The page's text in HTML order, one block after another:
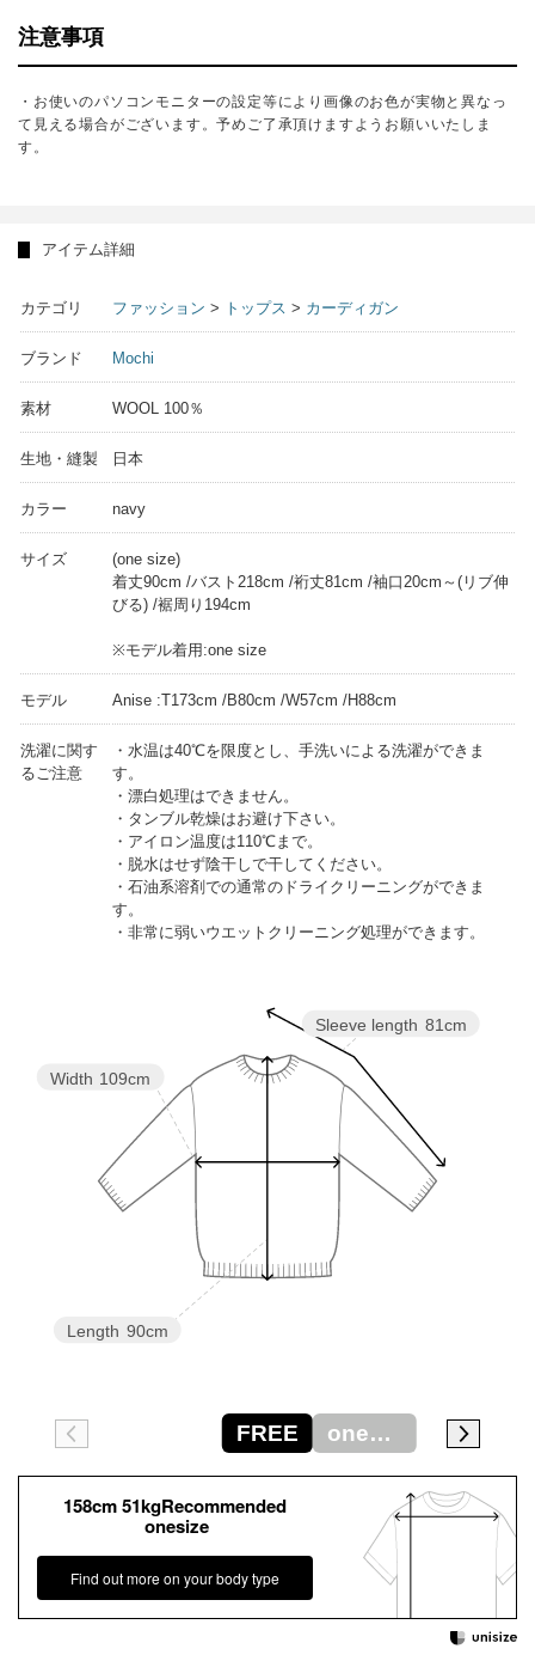
注意事項
・お使いのパソコンモニターの設定等により画像のお色が実物と異なっ
て見える場合がございます。予めご了承頂けますようお願いいたしま
す。
アイテム詳細
カテゴリ ファッション > トップス > カーディガン
ブランド Mochi
素材 WOOL 100％
生地・縫製 日本
カラー navy
サイズ
(one size)
着丈90cm /バスト218cm /裄丈81cm /袖口20cm～(リブ伸
びる) /裾周り194cm
※モデル着用:one size
モデル Anise :T173cm /B80cm /W57cm /H88cm
洗濯に関す
るご注意
・水温は40℃を限度とし、手洗いによる洗濯ができま
す。
・漂白処理はできません。
・タンブル乾燥はお避け下さい。
・アイロン温度は110℃まで。
・脱水はせず陰干しで干してください。
・石油系溶剤での通常のドライクリーニングができま
す。
・非常に弱いウエットクリーニング処理ができます。
Sleeve length 81cm
Length 90cm
Width 109cm
FREE onesize
158cm 51kgRecommended
onesize
Find out more on your body type